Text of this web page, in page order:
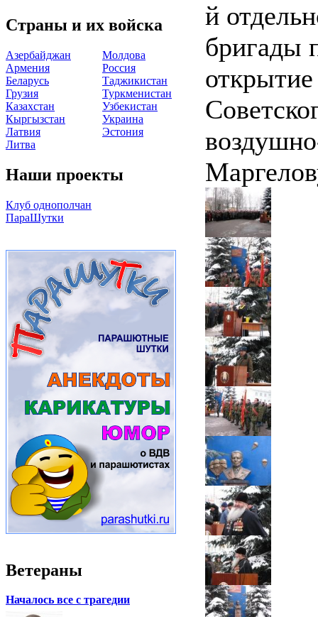
Страны и их войска
Азербайджан
Армения
Беларусь
Грузия
Казахстан
Кыргызстан
Латвия
Литва
Молдова
Россия
Таджикистан
Туркменистан
Узбекистан
Украина
Эстония
Наши проекты
Клуб однополчан
ПараШутки
Ветераны
Началось все с трагедии
й
бригады